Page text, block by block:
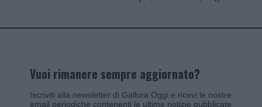
Vuoi rimanere sempre aggiornato?
Iscriviti alla newsletter di Gallura Oggi e ricevi le nostre
email periodiche contenenti le ultime notizie pubblicate